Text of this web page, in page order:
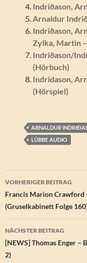
Indriðason,
Arnaldur
Indriðason,
Zylka, Martin
Indriðason/
(Hörbuch)
Indridason,
(Hörspiel)
ARNALDUR
LÜBBE AUDIO
VORHERIGER BEITRAG
Francis Marion Crawford
(Gruselkabinett Folge
NÄCHSTER BEITRAG
[NEWS] Thomas Enger –
2)